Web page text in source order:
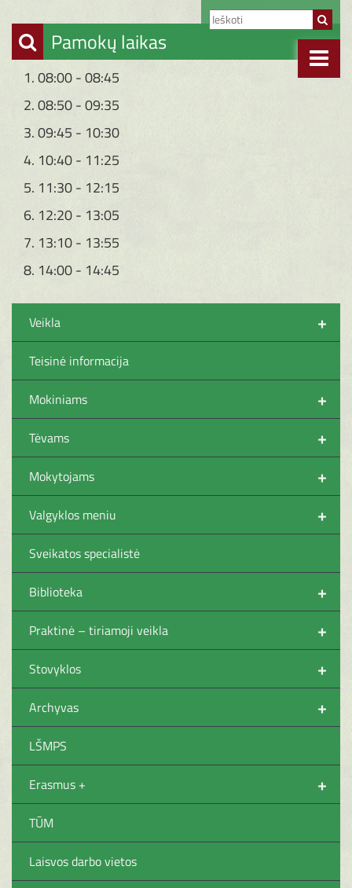
Pamokų laikas
1. 08:00 - 08:45
2. 08:50 - 09:35
3. 09:45 - 10:30
4. 10:40 - 11:25
5. 11:30 - 12:15
6. 12:20 - 13:05
7. 13:10 - 13:55
8. 14:00 - 14:45
+
Veikla
Teisinė informacija
+
Mokiniams
+
Tėvams
+
Mokytojams
+
Valgyklos meniu
Sveikatos specialistė
+
Biblioteka
+
Praktinė – tiriamoji veikla
+
Stovyklos
+
Archyvas
LŠMPS
+
Erasmus +
TŪM
Laisvos darbo vietos